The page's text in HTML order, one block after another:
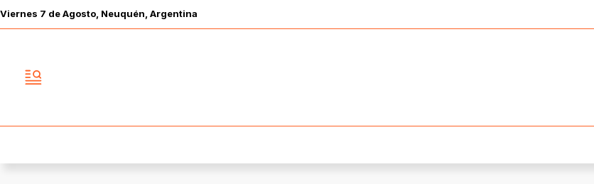
Viernes 7 deAgosto , Neuquén, Argentina